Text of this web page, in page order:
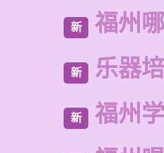
新 福州
新 乐器
新 福州